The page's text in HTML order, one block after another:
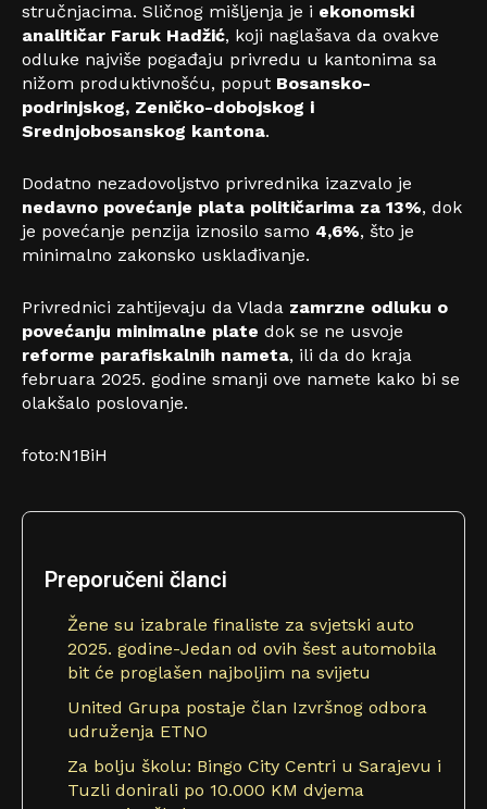
stručnjacima. Sličnog mišljenja je i ekonomski
analitičar Faruk Hadžić, koji naglašava da ovakve
odluke najviše pogađaju privredu u kantonima sa
nižom produktivnošću, poput Bosansko-
podrinjskog, Zeničko-dobojskog i
Srednjobosanskog kantona.
Dodatno nezadovoljstvo privrednika izazvalo je
nedavno povećanje plata političarima za 13%, dok
je povećanje penzija iznosilo samo 4,6%, što je
minimalno zakonsko usklađivanje.
Privrednici zahtijevaju da Vlada zamrzne odluku o
povećanju minimalne plate dok se ne usvoje
reforme parafiskalnih nameta, ili da do kraja
februara 2025. godine smanji ove namete kako bi se
olakšalo poslovanje.
foto:N1BiH
Preporučeni članci
Žene su izabrale finaliste za svjetski auto
2025. godine-Jedan od ovih šest automobila
bit će proglašen najboljim na svijetu
United Grupa postaje član Izvršnog odbora
udruženja ETNO
Za bolju školu: Bingo City Centri u Sarajevu i
Tuzli donirali po 10.000 KM dvjema